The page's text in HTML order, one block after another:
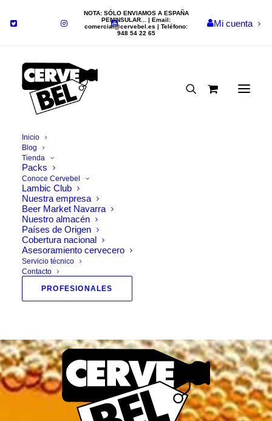
NOTA: SÓLO ENVIAMOS A ESPAÑA
PENINSULAR... | Email:
comercial@cervebel.es | Teléfono:
948 54 22 65
Mi cuenta
Inicio
Blog
Tienda
Packs
Conoce Cervebel
Lambic Club
Nuestra empresa
Beer Market Navarra
Nuestro almacén
Países de Origen
Cobertura nacional
Asesoramiento cervecero
Servicio técnico
Contacto
PROFESIONALES
Nada Encontrado
Parece que no podemos encontrar lo que estamos
buscando. Tal vez la búsqueda puede ayudar.